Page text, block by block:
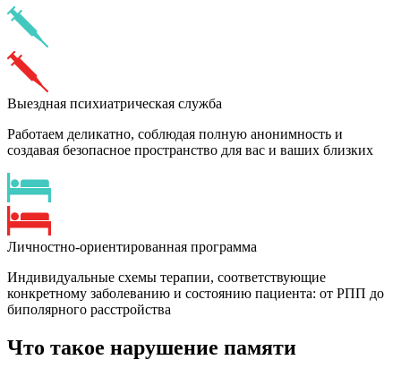
Выездная психиатрическая служба
Работаем деликатно, соблюдая полную анонимность и
создавая безопасное пространство для вас и ваших близких
Личностно-ориентированная программа
Индивидуальные схемы терапии, соответствующие
конкретному заболеванию и состоянию пациента: от РПП до
биполярного расстройства
Что такое нарушение памяти